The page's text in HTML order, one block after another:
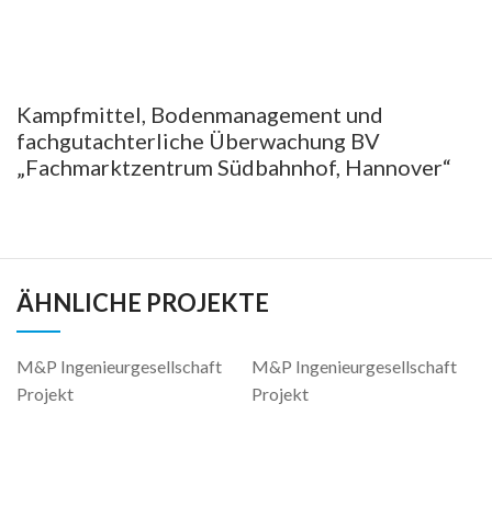
Kampfmittel, Bodenmanagement und
fachgutachterliche Überwachung BV
„Fachmarktzentrum Südbahnhof, Hannover“
ÄHNLICHE PROJEKTE